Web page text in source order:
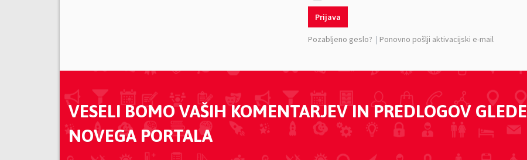
Prijava
Pozabljeno geslo? | Ponovno pošlji aktivacijski e-mail
VESELI BOMO VAŠIH KOMENTARJEV IN PREDLOGOV GLEDE
NOVEGA PORTALA